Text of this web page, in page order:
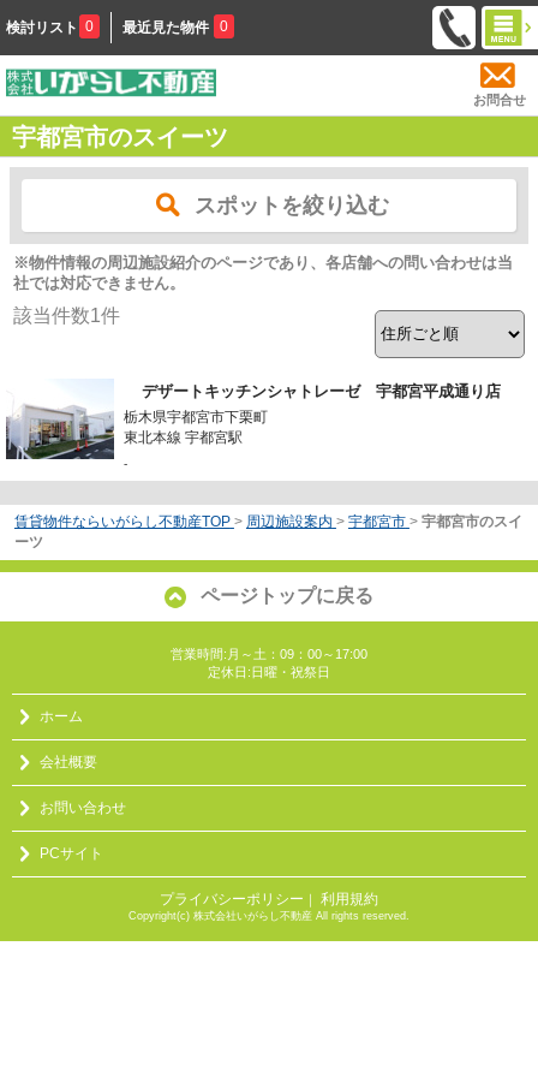
検討リスト 0 最近見た物件 0
お問合せ
宇都宮市のスイーツ
スポットを絞り込む
※物件情報の周辺施設紹介のページであり、各店舗への問い合わせは当
社では対応できません。
該当件数1件
デザートキッチンシャトレーゼ 宇都宮平成通り店
栃木県宇都宮市下栗町
東北本線 宇都宮駅
-
賃貸物件ならいがらし不動産TOP > 周辺施設案内 > 宇都宮市 > 宇都宮市のスイ
ーツ
ページトップに戻る
営業時間:月～土：09：00～17:00
定休日:日曜・祝祭日
ホーム
会社概要
お問い合わせ
PCサイト
プライバシーポリシー ｜ 利用規約
Copyright(c) 株式会社いがらし不動産 All rights reserved.